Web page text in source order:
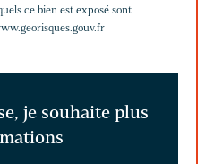
ce bien est exposé sont
je souhaite plus